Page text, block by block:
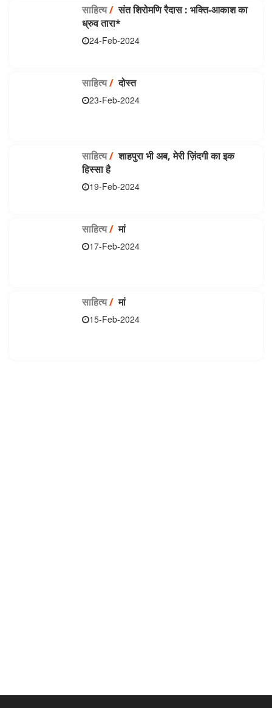
साहित्य/संत शिरोमणि रैदास : भक्ति-आकाश का
ध्रुव तारा*
24-Feb-2024
साहित्य/दोस्त
23-Feb-2024
साहित्य/शाहपुरा भी अब, मेरी ज़िंदगी का इक
हिस्सा है
19-Feb-2024
साहित्य/मां
17-Feb-2024
साहित्य/मां
15-Feb-2024